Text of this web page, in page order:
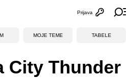
Otvori
Prijava
MOJE TEME TABELE
City Thunder